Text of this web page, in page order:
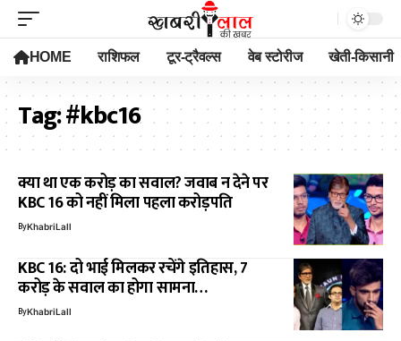
HOME राशिफल टूर-ट्रैवल्स वेब स्टोरीज खेती-किसानी
Tag:#kbc16
क्या था एक करोड़ का सवाल? जवाब न देने पर
KBC 16 को नहीं मिला पहला करोड़पति
ByKhabriLall
KBC 16: दो भाई मिलकर रचेंगे इतिहास, 7
करोड़ के सवाल का होगा सामना…
ByKhabriLall